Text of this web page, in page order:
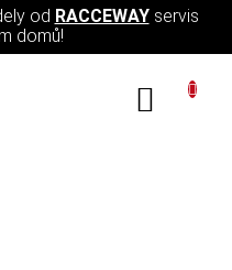
od RACCEWAYservis
domů!